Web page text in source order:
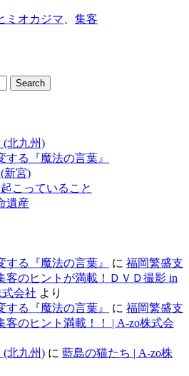
ミオカジマ 集客
(北九州)
る『魔法の言葉』
新宮)
こっていること
遺産
る『魔法の言葉』 に 福岡繁盛支
客のヒントが満載！ＤＶＤ撮影 in
会社 より
る『魔法の言葉』
に 福岡繁盛支
客のヒント満載！！ | A-zo株式会
(北九州) に 藍島の猫たち | A-zo株